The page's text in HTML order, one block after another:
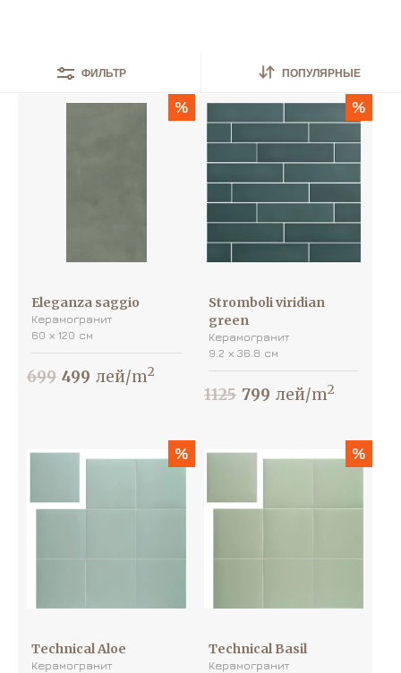
ФИЛЬТР ПОПУЛЯРНЫЕ
Найдено товаров
%
Eleganza saggio
Керамогранит
60 х 120 см
699 499 лей/m2
%
Stromboli viridian
green
Керамогранит
9.2 х 36.8 см
1125 799 лей/m2
%
Technical Aloe
Керамогранит
%
Technical Basil
Керамогранит